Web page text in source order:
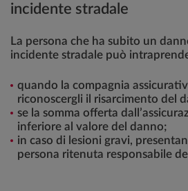
incidente stradale
La persona che ha subito un
incidente stradale può
quando la compagnia
riconoscergli il risarcimento del
se la somma offerta
inferiore al valore del danno;
in caso di lesioni gravi,
persona ritenuta responsabile